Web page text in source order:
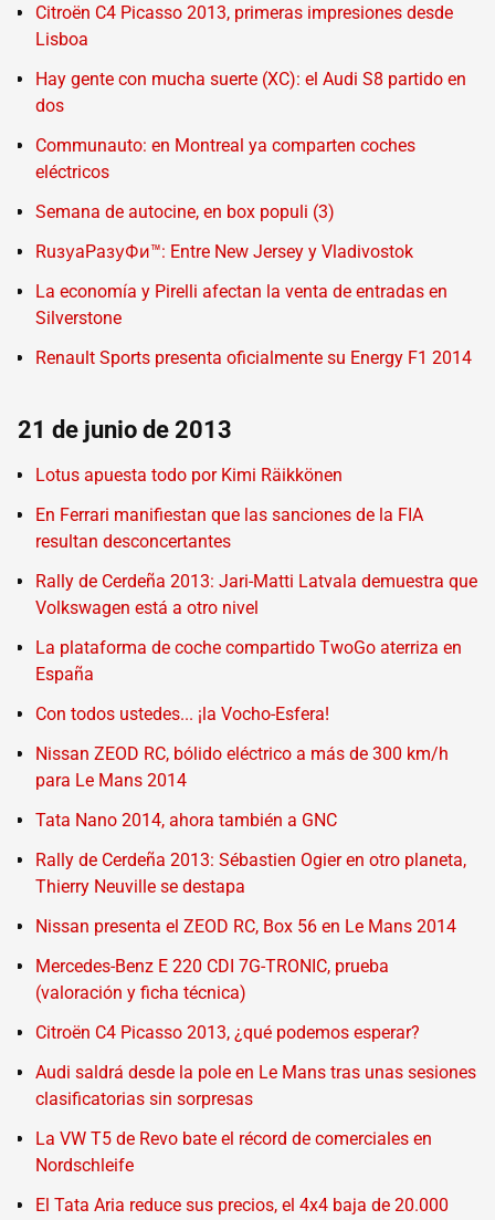
Citroën C4 Picasso 2013, primeras impresiones desde
Lisboa
Hay gente con mucha suerte (XC): el Audi S8 partido en
dos
Communauto: en Montreal ya comparten coches
eléctricos
Semana de autocine, en box populi (3)
RuзуaPaзуФи™: Entre New Jersey y Vladivostok
La economía y Pirelli afectan la venta de entradas en
Silverstone
Renault Sports presenta oficialmente su Energy F1 2014
21 de junio de 2013
Lotus apuesta todo por Kimi Räikkönen
En Ferrari manifiestan que las sanciones de la FIA
resultan desconcertantes
Rally de Cerdeña 2013: Jari-Matti Latvala demuestra que
Volkswagen está a otro nivel
La plataforma de coche compartido TwoGo aterriza en
España
Con todos ustedes... ¡la Vocho-Esfera!
Nissan ZEOD RC, bólido eléctrico a más de 300 km/h
para Le Mans 2014
Tata Nano 2014, ahora también a GNC
Rally de Cerdeña 2013: Sébastien Ogier en otro planeta,
Thierry Neuville se destapa
Nissan presenta el ZEOD RC, Box 56 en Le Mans 2014
Mercedes-Benz E 220 CDI 7G-TRONIC, prueba
(valoración y ficha técnica)
Citroën C4 Picasso 2013, ¿qué podemos esperar?
Audi saldrá desde la pole en Le Mans tras unas sesiones
clasificatorias sin sorpresas
La VW T5 de Revo bate el récord de comerciales en
Nordschleife
El Tata Aria reduce sus precios, el 4x4 baja de 20.000